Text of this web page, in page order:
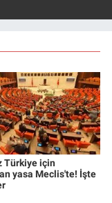
Türkiye için
yasa Meclis'te! İşte